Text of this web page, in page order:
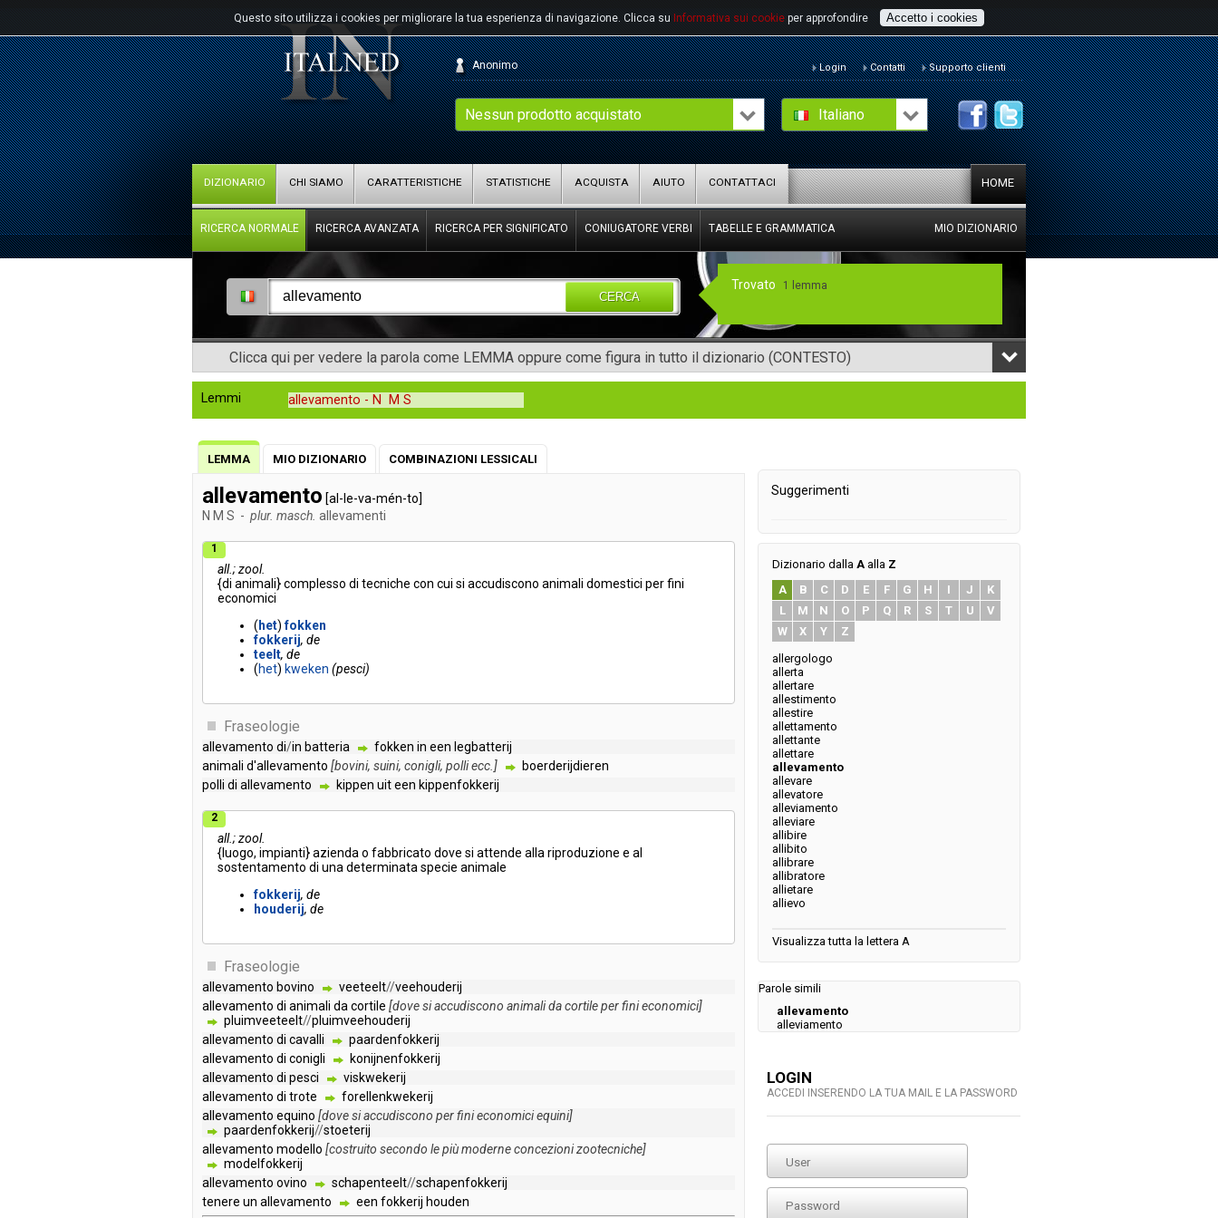
Questo sito utilizza i cookies per migliorare la tua esperienza di navigazione. Clicca su Informativa sui cookie per approfondire Accetto i cookies
Italiano
Nessun prodotto acquistato
Anonimo Login Contatti Supporto clienti
HOME
DIZIONARIO CHI SIAMO CARATTERISTICHE STATISTICHE ACQUISTA AIUTO CONTATTACI
RICERCA NORMALE RICERCA AVANZATA RICERCA PER SIGNIFICATO CONIUGATORE VERBI TABELLE E GRAMMATICA MIO DIZIONARIO
CERCA
Clicca qui per vedere la parola come LEMMA oppure come figura in tutto il dizionario (CONTESTO)
Trovato 1 lemma
Lemmi allevamento - N M S
LEMMA MIO DIZIONARIO COMBINAZIONI LESSICALI
allevamento [al-le-va-mén-to]
N M S - plur. masch. allevamenti
1
all.; zool.
{di animali}complesso di tecniche con cui si accudiscono animali domestici perfini
economici
( het)fokken
fokkerij de
teelt de
(het) kweken pesci
Fraseologie
allevamento di/in batteria fokken in een legbatterij
animali d'allevamento [bovini, suini, conigli, polliecc .]
boerderijdieren
polli di allevamento kippen uiteen kippenfokkerij
2
all.; zool.
{luogo, impianti}azienda o fabbricato dove si attende alla riproduzione e al
sostentamento di una determinata specie animale
fokkerij de
houderij de
Fraseologie
allevamento bovino veeteelt//veehouderij
allevamento di animali da cortile [dovesiaccudiscono animalidacortileperfinieconomici]
pluimveeteelt//pluimveehouderij
allevamento di cavalli
paardenfokkerij
allevamento di conigli
konijnenfokkerij
allevamento di pesci
viskwekerij
allevamento di trote
forellenkwekerij
allevamento equino [dovesiaccudiscono perfinieconomiciequini]
paardenfokkerij//stoeterij
allevamento modello [costruito secondo lepiùmoderneconcezionizootecniche]
modelfokkerij
allevamento ovino schapenteelt//schapenfokkerij
tenere un allevamento een fokkerij houden
Suggerimenti
Dizionario dalla A alla Z
A
B C D E F G H I J
K
L
M N O P Q R S T U
V
W
X Y
Z
allergologo
allerta
allertare
allestimento
allestire
allettamento
allettante
allettare
allevamento
allevare
allevatore
alleviamento
alleviare
allibire
allibito
allibrare
allibratore
allietare
allievo
Visualizza tutta la lettera A
Parole simili
allevamento
alleviamento
LOGIN
ACCEDI INSERENDO LA TUA MAIL E LA PASSWORD